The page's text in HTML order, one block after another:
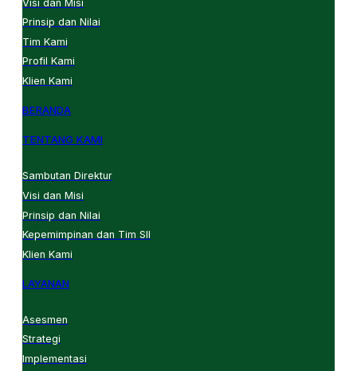
Visi dan Misi
Prinsip dan Nilai
Tim Kami
Profil Kami
Klien Kami
BERANDA
TENTANG KAMI
Sambutan Direktur
Visi dan Misi
Prinsip dan Nilai
Kepemimpinan dan Tim SII
Klien Kami
LAYANAN
Asesmen
Strategi
Implementasi